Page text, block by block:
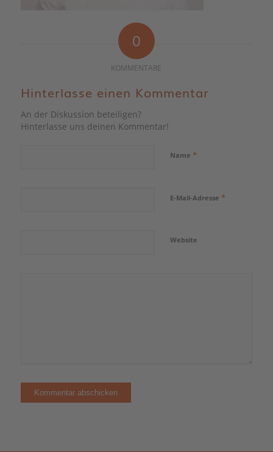
0
KOMMENTARE
Hinterlasse einen Kommentar
An der Diskussion beteiligen?
Hinterlasse uns deinen Kommentar!
Name *
E-Mail-Adresse *
Website